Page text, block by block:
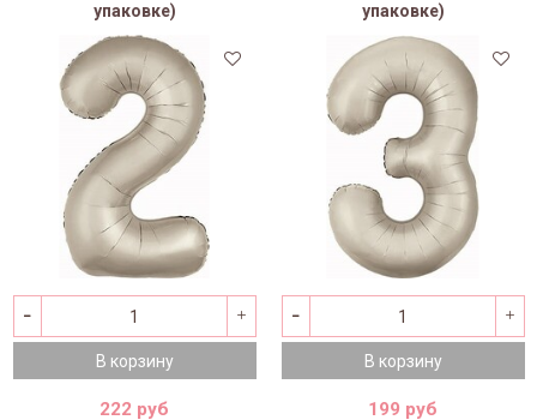
упаковке)
В корзину
222 руб
упаковке)
В корзину
199 руб